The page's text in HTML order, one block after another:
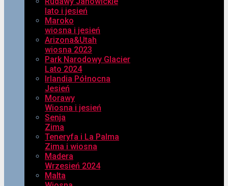
lato i jesień
Maroko
wiosna i jesień
Arizona&Utah
wiosna 2023
Park Narodowy Glacier
Lato 2024
Irlandia Północna
Jesień
Morawy
Wiosna i jesień
Senja
Zima
Teneryfa i La Palma
Zima i wiosna
Madera
Wrzesień 2024
Malta